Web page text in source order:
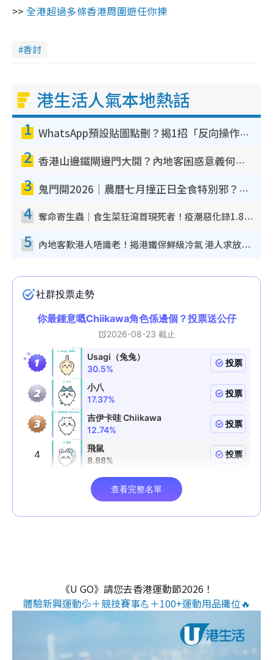
>>全港超過多條香港周圍遊任你揀
香討
港生活人氣本地熱話
1 WhatsApp預設貼圖點刪？揭1招「反向操作」還原簡潔介面 附3步實測教學
2 香港山邊鐵閘邊門大開？內地客困惑意義何在！網民神回覆：呢種叫法理性防禦
3 鬼門開2026｜農曆七月撞正日全食特別邪？專家警告切忌做一事！揭4大禁忌+2招保平安
4 奪命寄生蟲｜食生菜狂瀉首現死者！疫潮惡化錄1.8萬宗病例 揭洗菜3大謬誤
5 內地客歎港人唔識老！揭港鐵保鮮級冷氣 港人求放過：咪投訴
《U GO》請您去香港運動節2026！
體驗新興運動💦＋競技賽事💪＋100+運動用品攤位🔥